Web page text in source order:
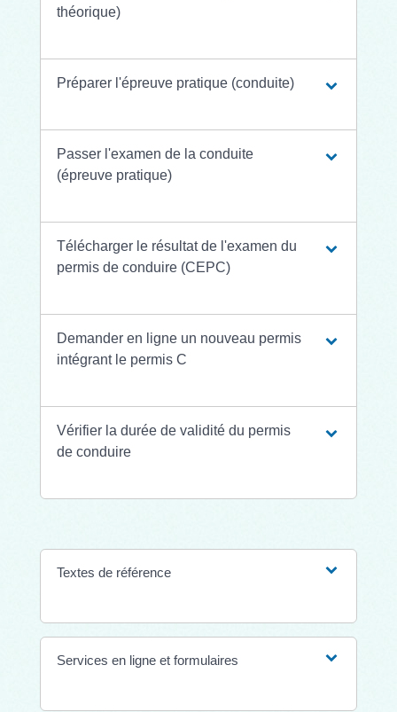
théorique)
Préparer l'épreuve pratique (conduite)
Passer l'examen de la conduite
(épreuve pratique)
Télécharger le résultat de l'examen du
permis de conduire (CEPC)
Demander en ligne un nouveau permis
intégrant le permis C
Vérifier la durée de validité du permis
de conduire
Textes de référence
Services en ligne et formulaires